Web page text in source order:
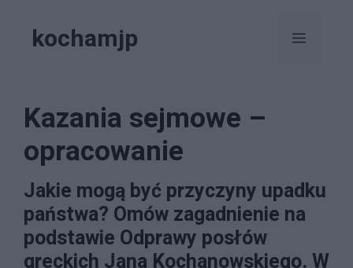
kochamjp Menu
Kazania sejmowe –
opracowanie
Jakie mogą być przyczyny upadku
państwa? Omów zagadnienie na
podstawie Odprawy posłów
greckich Jana Kochanowskiego. W